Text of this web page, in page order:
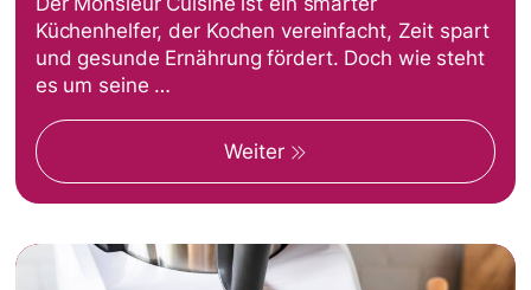
Küchenhelfer, der Kochen vereinfacht, Zeit spart
und gesunde Ernährung fördert. Doch wie steht
es um seine …
Weiter